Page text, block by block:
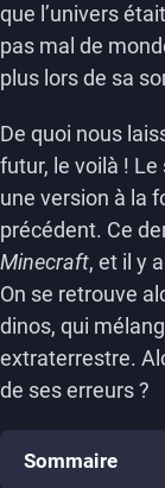
que l’univers
pas mal de
plus lors de sa
De quoi nous
futur, le voilà !
une version à la
précédent. Ce
Minecraft, et il y
On se retrouve
dinos, qui
extraterrestre.
de ses erreurs ?
Sommaire